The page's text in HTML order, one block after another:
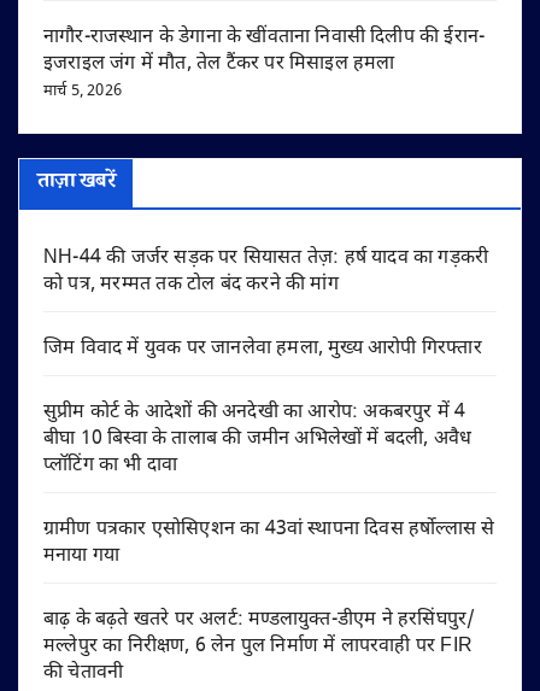
नागौर-राजस्थान के डेगाना के खींवताना निवासी दिलीप की ईरान-
इजराइल जंग में मौत, तेल टैंकर पर मिसाइल हमला
मार्च 5, 2026
ताज़ा खबरें
NH-44 की जर्जर सड़क पर सियासत तेज़: हर्ष यादव का गड़करी
को पत्र, मरम्मत तक टोल बंद करने की मांग
जिम विवाद में युवक पर जानलेवा हमला, मुख्य आरोपी गिरफ्तार
सुप्रीम कोर्ट के आदेशों की अनदेखी का आरोप: अकबरपुर में 4
बीघा 10 बिस्वा के तालाब की जमीन अभिलेखों में बदली, अवैध
प्लॉटिंग का भी दावा
ग्रामीण पत्रकार एसोसिएशन का 43वां स्थापना दिवस हर्षोल्लास से
मनाया गया
बाढ़ के बढ़ते खतरे पर अलर्ट: मण्डलायुक्त-डीएम ने हरसिंघपुर/
मल्लेपुर का निरीक्षण, 6 लेन पुल निर्माण में लापरवाही पर FIR
की चेतावनी